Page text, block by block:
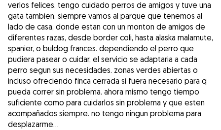
verlos felices. tengo cuidado perros de amigos y tuve una
gata tambien. siempre vamos al parque que tenemos al
lado de casa, donde estan con un monton de amigos de
diferentes razas, desde border coli, hasta alaska malamute,
spanier, o buldog frances. dependiendo el perro que
pudiera pasear o cuidar, el servicio se adaptaria a cada
perro segun sus necesidades. zonas verdes abiertas o
incluso ofreciendo finca cerrada si fuera necesario para q
pueda correr sin problema. ahora mismo tengo tiempo
suficiente como para cuidarlos sin problema y que esten
acompañados siempre. no tengo ningun problema para
desplazarme...